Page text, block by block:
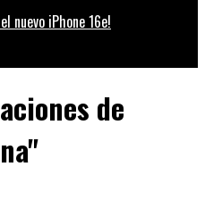
nuevo iPhone 16e!
de